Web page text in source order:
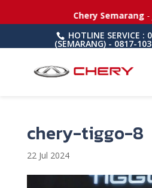
HOTLINE SERVICE :
(SEMARANG) - 0817-
chery-tiggo-8
22 Jul 2024
Chery Semarang-